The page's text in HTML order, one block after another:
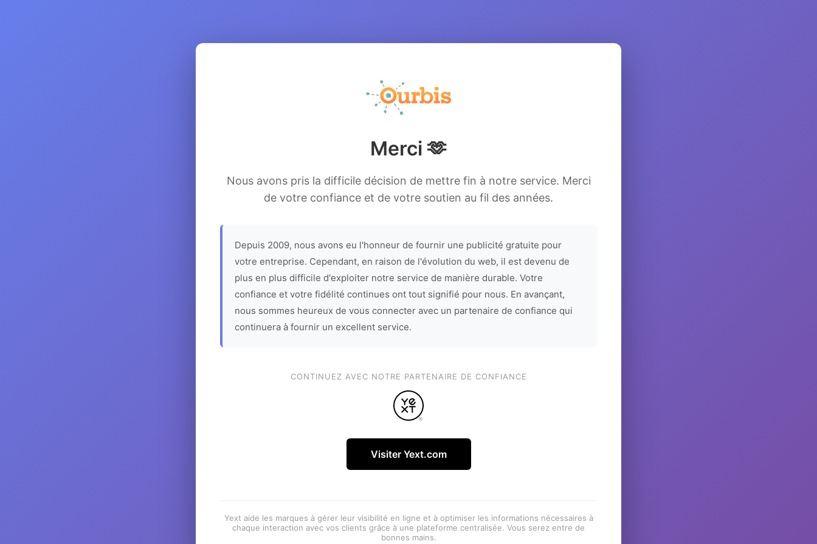
Merci 🫶
Nous avons pris la difficile décision de mettre fin à notre service. Merci
de votre confiance et de votre soutien au fil des années.
Depuis 2009, nous avons eu l'honneur de fournir une publicité gratuite pour
votre entreprise. Cependant, en raison de l'évolution du web, il est devenu de
plus en plus difficile d'exploiter notre service de manière durable. Votre
confiance et votre fidélité continues ont tout signifié pour nous. En avançant,
nous sommes heureux de vous connecter avec un partenaire de confiance qui
continuera à fournir un excellent service.
CONTINUEZ AVEC NOTRE PARTENAIRE DE CONFIANCE
Visiter Yext.com
Yext aide les marques à gérer leur visibilité en ligne et à optimiser les informations nécessaires à
chaque interaction avec vos clients grâce à une plateforme centralisée. Vous serez entre de
bonnes mains.